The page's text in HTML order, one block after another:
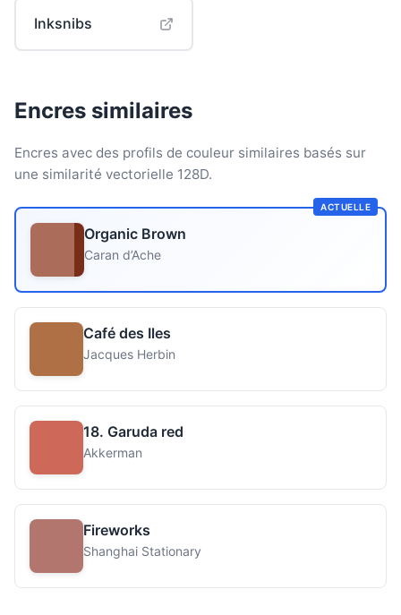
Inksnibs
Encres similaires
Encres avec des profils de couleur similaires basés sur
une similarité vectorielle 128D.
ACTUELLE
Organic Brown
Caran d’Ache
Café des Iles
Jacques Herbin
18. Garuda red
Akkerman
Fireworks
Shanghai Stationary